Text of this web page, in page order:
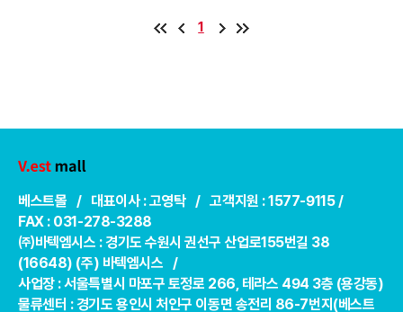
1
베스트몰 / 대표이사 : 고영탁 / 고객지원 : 1577-9115 /
FAX : 031-278-3288
㈜바텍엠시스 : 경기도 수원시 권선구 산업로155번길 38
(16648) (주) 바텍엠시스 /
사업장 : 서울특별시 마포구 토정로 266, 테라스 494 3층 (용강동)
물류센터 : 경기도 용인시 처인구 이동면 송전리 86-7번지(베스트